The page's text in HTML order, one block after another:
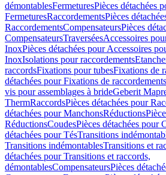
démontablesFermeturesPièces détachées
FermeturesRaccordementsPièces
RaccordementsCompensateursPièces
CompensateursTraverséesAccessoires
InoxPièces détachées pour Accessoires
InoxIsolations pour raccordements
raccordsFixations pour tubesFixations de
détachées pour Fixations de raccordements
vis pour assemblages à brideGeberit
ThermRaccordsPièces détachées pour
détachées pour ManchonsRéductions
RéductionsCoudesPièces détachées pour
détachées pour TésTransitions
Transitions indémontablesTransitions et
détachées pour Transitions et raccords,
démontablesCompensateursPièces